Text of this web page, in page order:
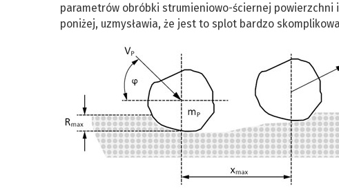
parametrów obróbki strumieniowo-ściernej
poniżej, uzmysławia, że jest to splot bardzo